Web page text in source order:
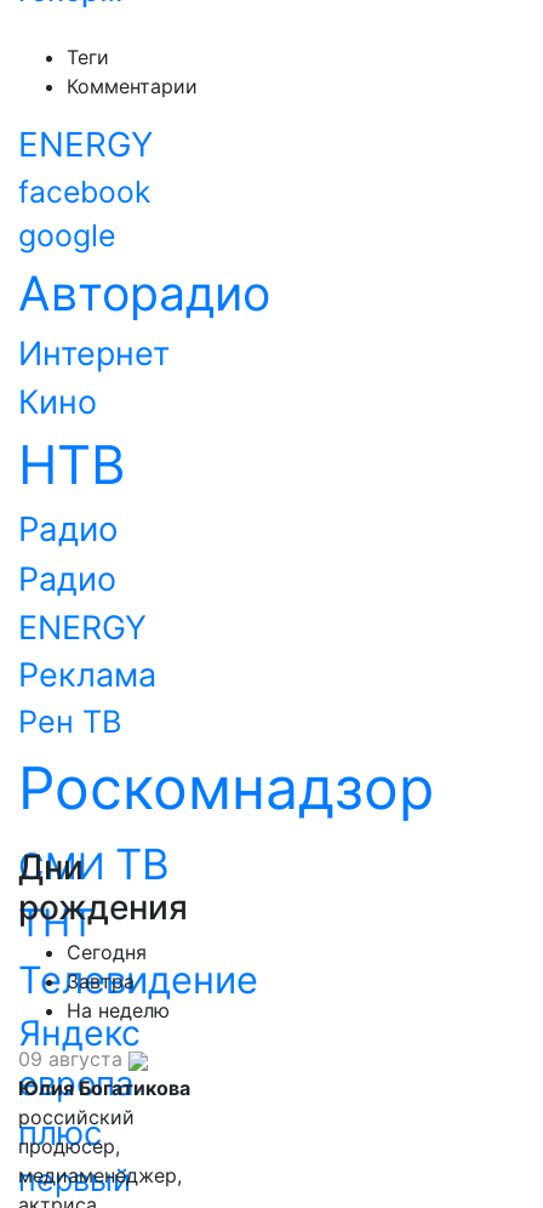
Теги
Комментарии
ENERGY
facebook
google
Авторадио
Интернет
Кино
НТВ
Радио
Радио
ENERGY
Реклама
Рен ТВ
Роскомнадзор
СМИ ТВ
ТНТ
Телевидение
Яндекс
европа
плюс
первый
Дни
рождения
Сегодня
Завтра
На неделю
09 августа
Юлия Богатикова
российский
продюсер,
медиаменеджер,